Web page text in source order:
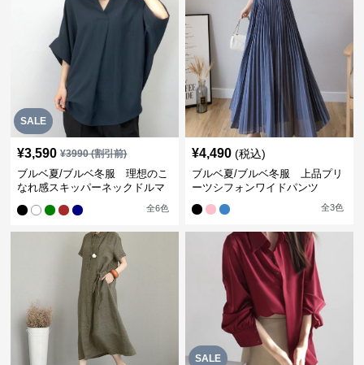
SALE
¥3,590 ¥3990(割引前)
ブルベ夏/ブルベ冬服 理想のこ
なれ感スキッパーネックドルマ
全6色
¥4,490 (税込)
ブルベ夏/ブルベ冬服 上品プリ
ーツシフォンワイドパンツ
全3色
SALE